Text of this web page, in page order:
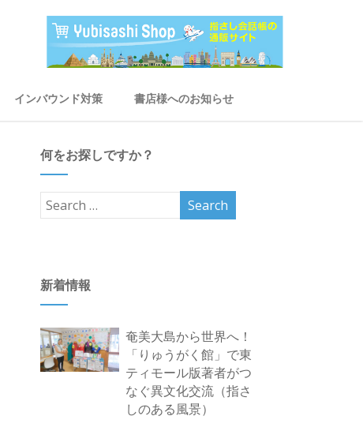
インバウンド対策 書店様へのお知らせ
何をお探しですか？
新着情報
奄美大島から世界へ！
「りゅうがく館」で東
ティモール版著者がつ
なぐ異文化交流（指さ
しのある風景）